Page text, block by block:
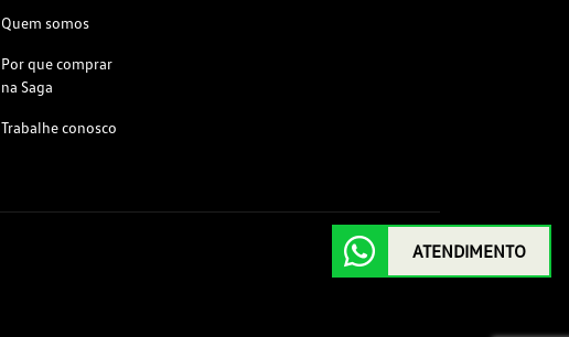
Quem somos
Por que comprar
na Saga
Trabalhe conosco
ATENDIMENTO